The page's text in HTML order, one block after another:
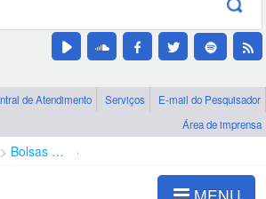
de Atendimento Serviços
E-mail do Pesquisador
Área de imprensa
Bolsas e Auxílios Vigentes